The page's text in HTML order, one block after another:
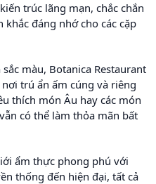
trúc lãng mạn, chắc chắn
đáng nhớ cho các cặp
màu, Botanica Restaurant
trú ẩn ấm cúng và riêng
thích món Âu hay các món
có thể làm thỏa mãn bất
ẩm thực phong phú với
thống đến hiện đại, tất cả